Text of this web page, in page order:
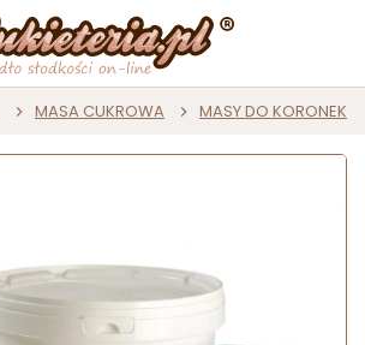
MASA CUKROWA MASY DO KORONEK